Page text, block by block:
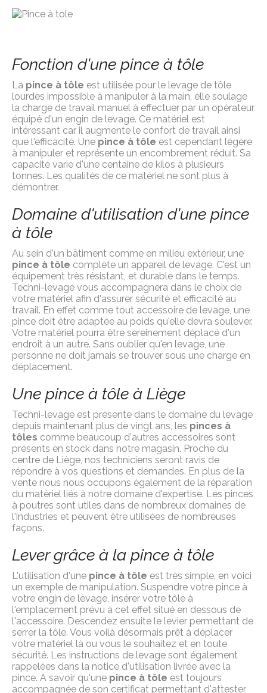
Fonction d'une pince à tôle
La pince à tôle est utilisée pour le levage de tôle
lourdes impossible à manipuler à la main, elle soulage
la charge de travail manuel à effectuer par un opérateur
équipé d'un engin de levage. Ce matériel est
intéressant car il augmente le confort de travail ainsi
que l'efficacité. Une pince à tôle est cependant légère
à manipuler et représente un encombrement réduit. Sa
capacité varie d'une centaine de kilos à plusieurs
tonnes. Les qualités de ce matériel ne sont plus à
démontrer.
Domaine d'utilisation d'une pince
à tôle
Au sein d'un bâtiment comme en milieu extérieur, une
pince à tôle complète un appareil de levage. C'est un
équipement très résistant, et durable dans le temps.
Techni-levage vous accompagnera dans le choix de
votre matériel afin d'assurer sécurité et efficacité au
travail. En effet comme tout accessoire de levage, une
pince doit être adaptée au poids qu'elle devra soulever.
Votre matériel pourra être sereinement déplacé d'un
endroit à un autre. Sans oublier qu'en levage, une
personne ne doit jamais se trouver sous une charge en
déplacement.
Une pince à tôle à Liège
Techni-levage est présente dans le domaine du levage
depuis maintenant plus de vingt ans, les pinces à
tôles comme beaucoup d'autres accessoires sont
présents en stock dans notre magasin. Proche du
centre de Liège, nos techniciens seront ravis de
répondre à vos questions et demandes. En plus de la
vente nous nous occupons également de la réparation
du matériel liés à notre domaine d'expertise. Les pinces
à poutres sont utiles dans de nombreux domaines de
l'industries et peuvent être utilisées de nombreuses
façons.
Lever grâce à la pince à tôle
L'utilisation d'une pince à tôle est très simple, en voici
un exemple de manipulation. Suspendre votre pince à
votre engin de levage, insérer votre tôle à
l'emplacement prévu à cet effet situé en dessous de
l'accessoire. Descendez ensuite le levier permettant de
serrer la tôle. Vous voilà désormais prêt à déplacer
votre matériel là ou vous le souhaitez et en toute
sécurité. Les instructions de levage sont également
rappelées dans la notice d'utilisation livrée avec la
pince. A savoir qu'une pince à tôle est toujours
accompagnée de son certificat permettant d'attester